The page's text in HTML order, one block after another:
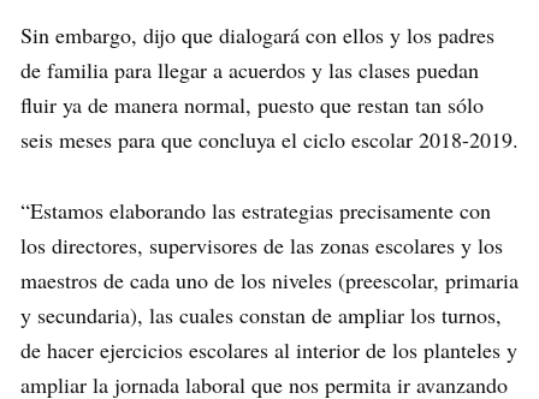
Sin embargo, dijo que dialogará con ellos y los padres
de familia para llegar a acuerdos y las clases puedan
fluir ya de manera normal, puesto que restan tan sólo
seis meses para que concluya el ciclo escolar 2018-2019.
“Estamos elaborando las estrategias precisamente con
los directores, supervisores de las zonas escolares y los
maestros de cada uno de los niveles (preescolar, primaria
y secundaria), las cuales constan de ampliar los turnos,
de hacer ejercicios escolares al interior de los planteles y
ampliar la jornada laboral que nos permita ir avanzando